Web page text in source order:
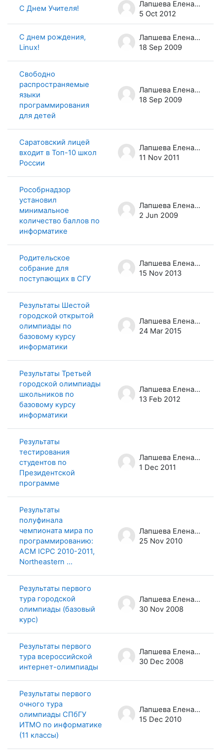
С Днем Учителя!
Лапшева Елена Евгеньевна
5 Oct 2012
С днем рождения,
Linux!
Лапшева Елена Евгеньевна
18 Sep 2009
Свободно
распространяемые
языки
программирования
для детей
Лапшева Елена Евгеньевна
18 Sep 2009
Саратовский лицей
входит в Топ-10 школ
России
Лапшева Елена Евгеньевна
11 Nov 2011
Рособрнадзор
установил
минимальное
количество баллов по
информатике
Лапшева Елена Евгеньевна
2 Jun 2009
Родительское
собрание для
поступающих в СГУ
Лапшева Елена Евгеньевна
15 Nov 2013
Результаты Шестой
городской открытой
олимпиады по
базовому курсу
информатики
Лапшева Елена Евгеньевна
24 Mar 2015
Результаты Третьей
городской олимпиады
школьников по
базовому курсу
информатики
Лапшева Елена Евгеньевна
13 Feb 2012
Результаты
тестирования
студентов по
Президентской
программе
Лапшева Елена Евгеньевна
1 Dec 2011
Результаты
полуфинала
чемпионата мира по
программированию:
ACM ICPC 2010-2011,
Northeastern ...
Лапшева Елена Евгеньевна
25 Nov 2010
Результаты первого
тура городской
олимпиады (базовый
курс)
Лапшева Елена Евгеньевна
30 Nov 2008
Результаты первого
тура всероссийской
интернет-олимпиады
Лапшева Елена Евгеньевна
30 Dec 2008
Результаты первого
очного тура
олимпиады СПбГУ
ИТМО по информатике
(11 классы)
Лапшева Елена Евгеньевна
15 Dec 2010